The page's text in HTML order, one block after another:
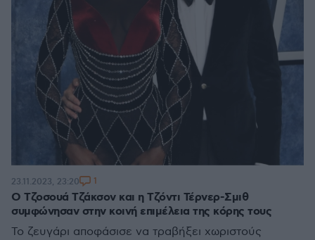
Ο Τζοσουά Τζάκσον και η Τζόντι Τέρνερ-Σμιθ
συμφώνησαν στην κοινή επιμέλεια της κόρης τους
Το ζευγάρι αποφάσισε να τραβήξει χωριστούς
23.11.2023, 23:20 1